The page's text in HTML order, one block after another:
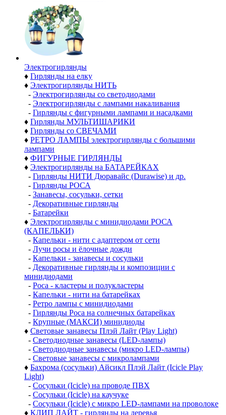
Электро­гирлянды
♦ Гирлянды на елку
♦ Электрогирлянды НИТЬ
- Электрогирлянды со светодиодами
- Электрогирлянды с лампами накаливания
- Гирлянды с фигурными лампами и насадками
♦ Гирлянды МУЛЬТИШАРИКИ
♦ Гирлянды со СВЕЧАМИ
♦ РЕТРО ЛАМПЫ электрогирлянды с большими
лампами
♦ ФИГУРНЫЕ ГИРЛЯНДЫ
♦ Электрогирлянды на БАТАРЕЙКАХ
- Гирлянды НИТИ Дюравайс (Durawise) и др.
- Гирлянды РОСА
- Занавесы, сосульки, сетки
- Декоративные гирлянды
- Батарейки
♦ Электрогирлянды с минидиодами РОСА
(КАПЕЛЬКИ)
- Капельки - нити с адаптером от сети
- Лучи росы и ёлочные дожди
- Капельки - занавесы и сосульки
- Декоративные гирлянды и композиции с
минидиодами
- Роса - кластеры и полукластеры
- Капельки - нити на батарейках
- Ретро лампы с минидиодами
- Гирлянды Роса на солнечных батарейках
- Крупные (МАКСИ) минидиоды
♦ Световые занавесы Плэй Лайт (Play Light)
- Светодиодные занавесы (LED-лампы)
- Светодиодные занавесы (микро LED-лампы)
- Световые занавесы с микролампами
♦ Бахрома (сосульки) Айсикл Плэй Лайт (Icicle Play
Light)
- Сосульки (Icicle) на проводе ПВХ
- Сосульки (Icicle) на каучуке
- Сосульки (Icicle) с микро LED-лампами на проволоке
♦ КЛИП ЛАЙТ - гирлянды на деревья